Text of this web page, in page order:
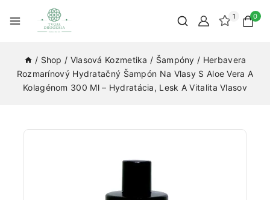
1 0
/ Shop / Vlasová Kozmetika / Šampóny / Herbavera
Rozmarínový Hydratačný Šampón Na Vlasy S Aloe Vera A
Kolagénom 300 Ml – Hydratácia, Lesk A Vitalita Vlasov